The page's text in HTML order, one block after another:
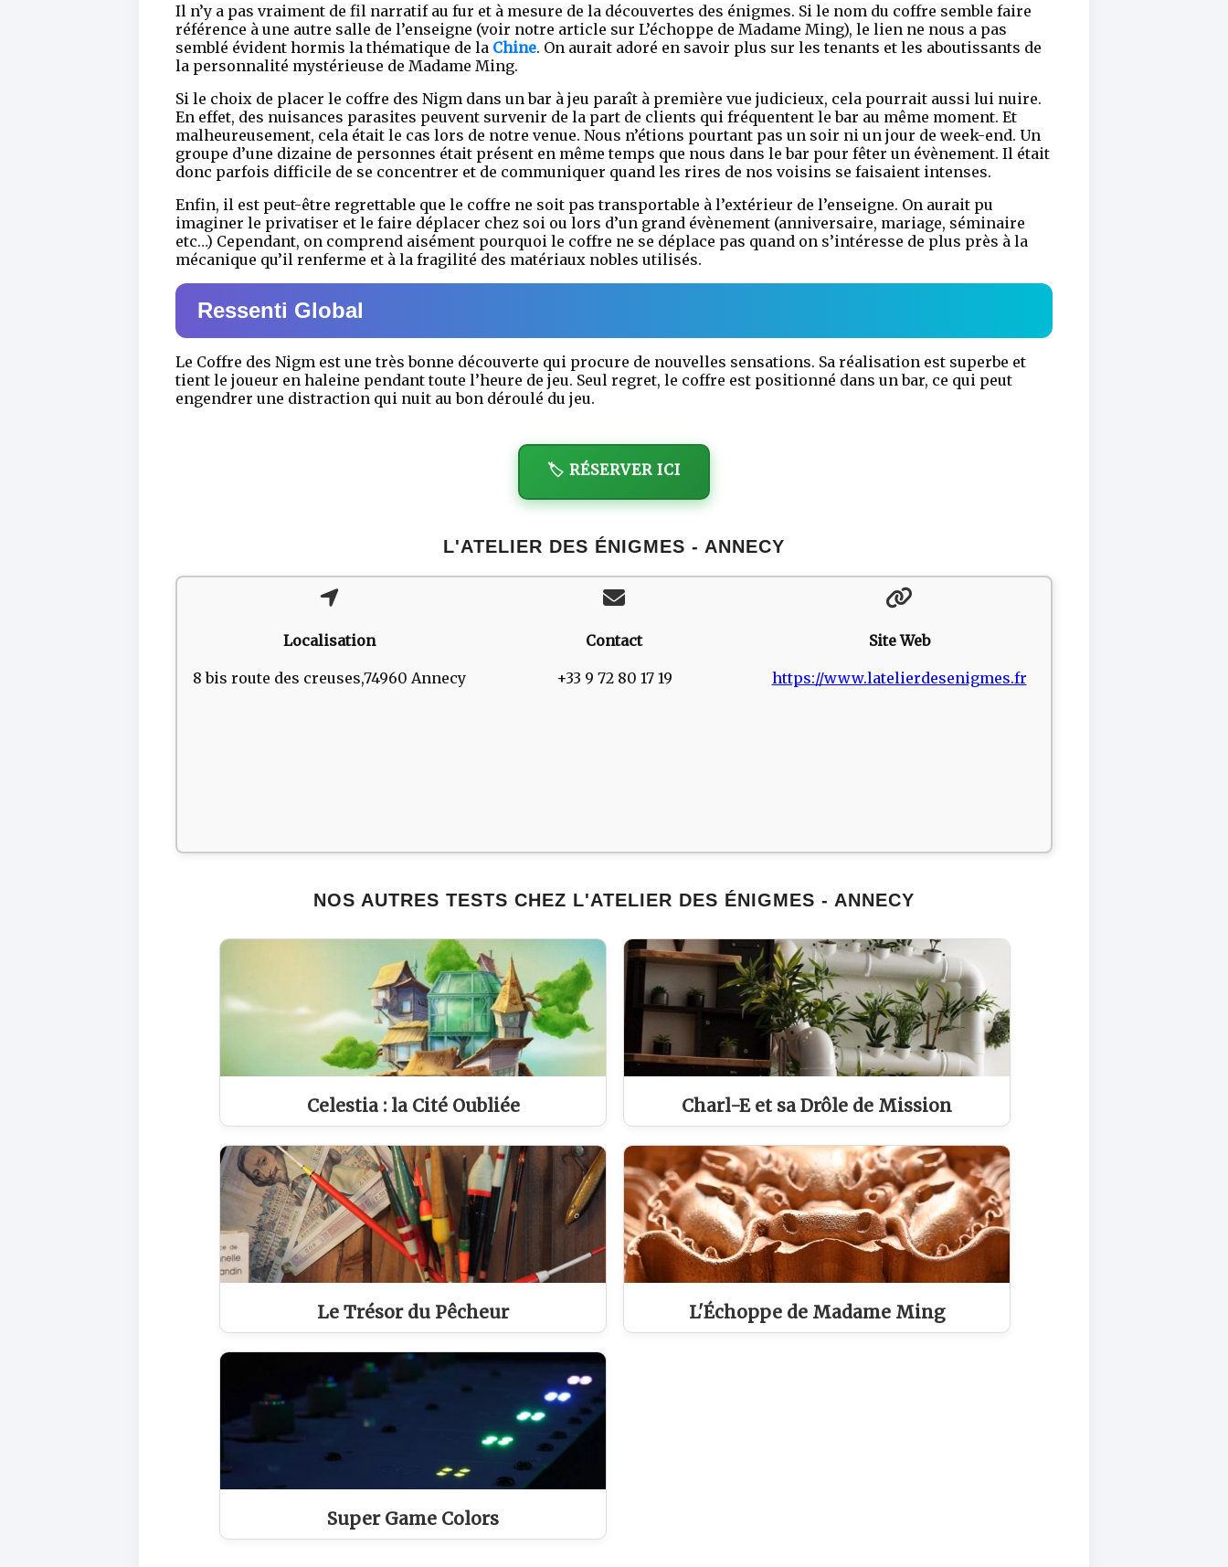
Il n’y a pas vraiment de fil narratif au fur et à mesure de la découvertes des énigmes. Si le nom du coffre semble faire
référence à une autre salle de l’enseigne (voir notre article sur L’échoppe de Madame Ming), le lien ne nous a pas
semblé évident hormis la thématique de la Chine. On aurait adoré en savoir plus sur les tenants et les aboutissants de
la personnalité mystérieuse de Madame Ming.
Si le choix de placer le coffre des Nigm dans un bar à jeu paraît à première vue judicieux, cela pourrait aussi lui nuire.
En effet, des nuisances parasites peuvent survenir de la part de clients qui fréquentent le bar au même moment. Et
malheureusement, cela était le cas lors de notre venue. Nous n’étions pourtant pas un soir ni un jour de week-end. Un
groupe d’une dizaine de personnes était présent en même temps que nous dans le bar pour fêter un évènement. Il était
donc parfois difficile de se concentrer et de communiquer quand les rires de nos voisins se faisaient intenses.
Enfin, il est peut-être regrettable que le coffre ne soit pas transportable à l’extérieur de l’enseigne. On aurait pu
imaginer le privatiser et le faire déplacer chez soi ou lors d’un grand évènement (anniversaire, mariage, séminaire
etc…) Cependant, on comprend aisément pourquoi le coffre ne se déplace pas quand on s’intéresse de plus près à la
mécanique qu’il renferme et à la fragilité des matériaux nobles utilisés.
Ressenti Global
Le Coffre des Nigm est une très bonne découverte qui procure de nouvelles sensations. Sa réalisation est superbe et
tient le joueur en haleine pendant toute l’heure de jeu. Seul regret, le coffre est positionné dans un bar, ce qui peut
engendrer une distraction qui nuit au bon déroulé du jeu.
🏷️ RÉSERVER ICI
L'ATELIER DES ÉNIGMES - ANNECY
Localisation
8 bis route des creuses,74960 Annecy
Contact
+33 9 72 80 17 19
Site Web
https://www.latelierdesenigmes.fr
NOS AUTRES TESTS CHEZ L'ATELIER DES ÉNIGMES - ANNECY
Celestia : la Cité Oubliée Charl-E et sa Drôle de Mission
Le Trésor du Pêcheur L'Échoppe de Madame Ming
Super Game Colors